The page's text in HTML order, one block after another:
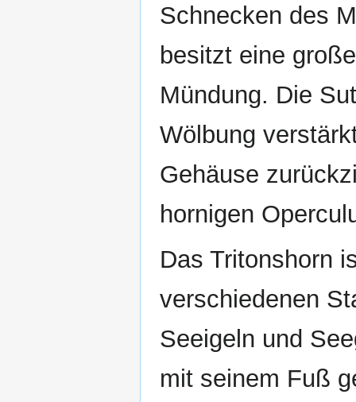
Schnecken des
besitzt eine
Mündung. Die
Wölbung
Gehäuse
hornigen
Das Tritonshorn
verschiedenen
Seeigeln und
mit seinem Fuß